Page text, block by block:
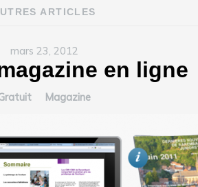
ARTICLES
mars 23, 2012
en ligne
Magazine